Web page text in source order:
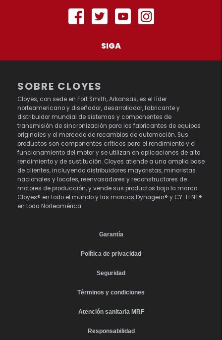
SIGA
SOBRE CLOYES
Cloyes, con sede en Fort Smith, Arkansas, es el líder
norteamericano y diseñador, desarrollador, fabricante y
distribuidor mundial de sistemas y componentes de
transmisión de sincronización para los fabricantes de equipos
originales y el mercado de recambios de automoción. Sus
productos son componentes críticos para el rendimiento y el
funcionamiento del motor y se utilizan en aplicaciones de alto
rendimiento y de sustitución. Cloyes atiende a una amplia base
de clientes, incluyendo distribuidores mayoristas, minoristas
nacionales y locales, reenvasadores y reconstructores de
motores de producción, y vende sus productos bajo la marca
Cloyes® en todo el mundo y las marcas Dynagear® y CY-LENT®
en toda Norteamérica.
Garantía
Política de privacidad
Seguridad
Términos y condiciones
Atención sanitaria MRF
Responsabilidad